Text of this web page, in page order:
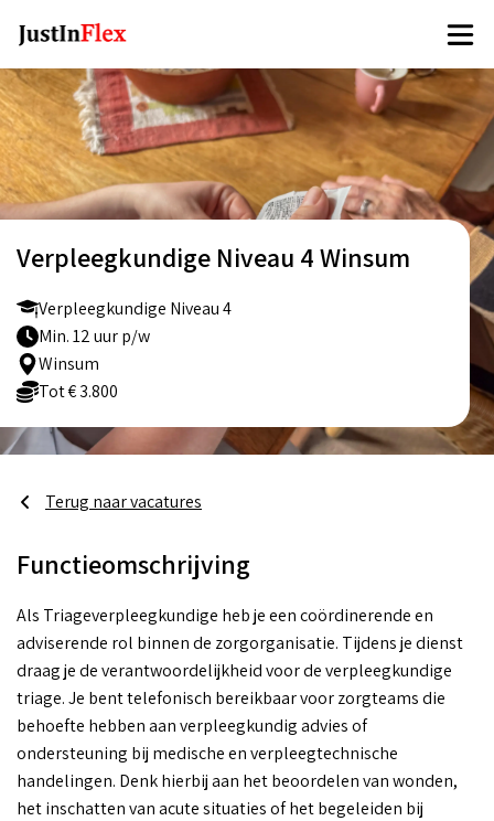
Verpleegkundige Niveau 4 Winsum
Verpleegkundige Niveau 4
Min. 12 uur p/w
Winsum
Tot € 3.800
Terug naar vacatures
Functieomschrijving
Als Triageverpleegkundige heb je een coördinerende en
adviserende rol binnen de zorgorganisatie. Tijdens je dienst
draag je de verantwoordelijkheid voor de verpleegkundige
triage. Je bent telefonisch bereikbaar voor zorgteams die
behoefte hebben aan verpleegkundig advies of
ondersteuning bij medische en verpleegtechnische
handelingen. Denk hierbij aan het beoordelen van wonden,
het inschatten van acute situaties of het begeleiden bij